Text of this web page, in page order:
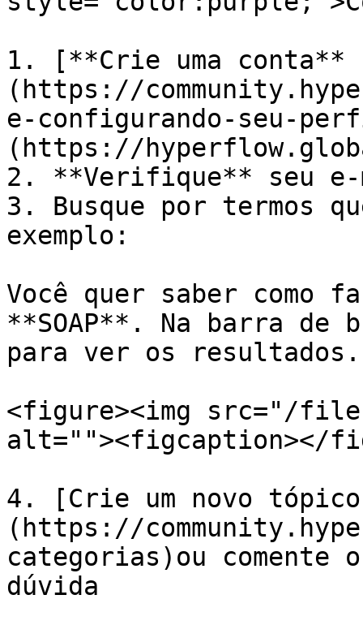
1. [**Crie uma conta**
(https://
e-configurando-seu-
(https://
2. **Verifique** seu e-
3. Busque por termos
exemplo:
Você quer saber como
**SOAP**. Na barra de
para ver os resultados.
<figure><img src="/files/
alt=""><figcaption></
4. [Crie um novo
(https://
categorias)ou comente
dúvida